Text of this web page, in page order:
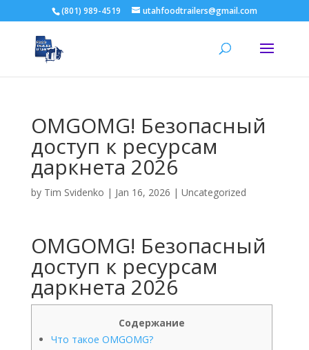
(801) 989-4519 utahfoodtrailers@gmail.com
OMGOMG! Безопасный
доступ к ресурсам
даркнета 2026
by Tim Svidenko | Jan 16, 2026 | Uncategorized
OMGOMG! Безопасный
доступ к ресурсам
даркнета 2026
Содержание
Что такое OMGOMG?